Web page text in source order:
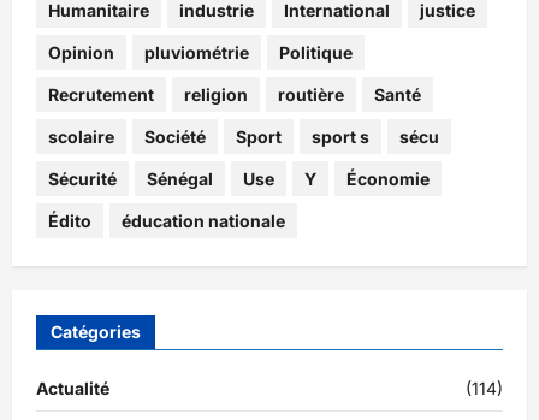
Humanitaire industrie International justice
Opinion pluviométrie Politique
Recrutement religion routière Santé
scolaire Société Sport sport s sécu
Sécurité Sénégal Use Y Économie
Édito éducation nationale
Catégories
Actualité (114)